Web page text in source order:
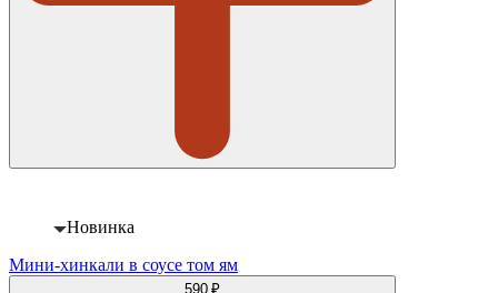
Новинка
Мини-хинкали в соусе том ям
590 ₽